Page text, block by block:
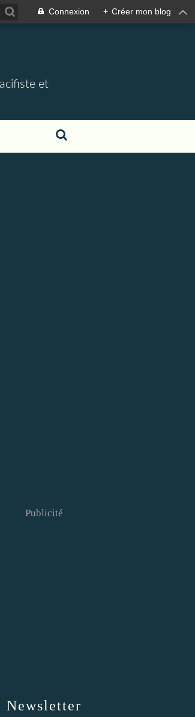
Connexion + Créer mon blog
et
Newsletter
Publicité